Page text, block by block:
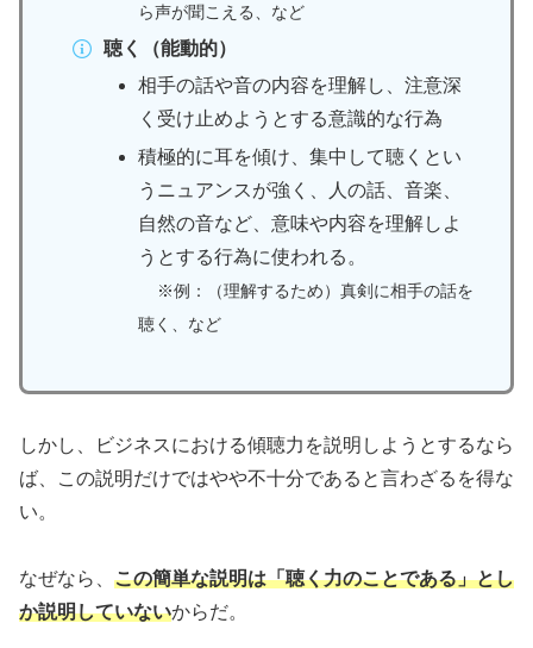
ら声が聞こえる、など
聴く（能動的）
相手の話や音の内容を理解し、注意深
く受け止めようとする意識的な行為
積極的に耳を傾け、集中して聴くとい
うニュアンスが強く、人の話、音楽、
自然の音など、意味や内容を理解しよ
うとする行為に使われる。
※例：（理解するため）真剣に相手の話を
聴く
、など
しかし、ビジネスにおける傾聴力を説明しようとするなら
ば、この説明だけではやや不十分であると言わざるを得な
い。
なぜなら、 この簡単な説明は「聴く力のことである」とし
か説明していないからだ。